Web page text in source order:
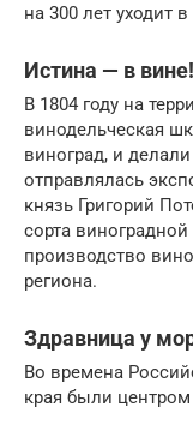
на 300 лет уходит
Истина — в вине!
В 1804 году на
винодельческая
виноград, и
отправлялась
князь Григорий
сорта
производство
региона.
Здравница у
Во времена
края были